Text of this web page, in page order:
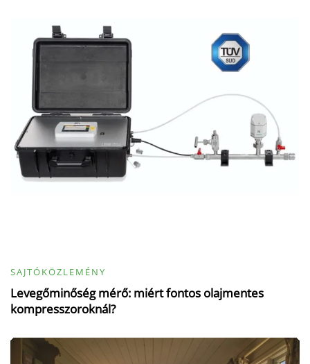
SAJTÓKÖZLEMÉNY
Levegőminőség mérő: miért fontos olajmentes
kompresszoroknál?